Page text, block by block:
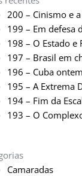
200 – Cinismo e
199 – Em defesa
198 – O Estado e
197 – Brasil em
196 – Cuba
195 – A Extrema
194 – Fim da
193 – O
Camaradas